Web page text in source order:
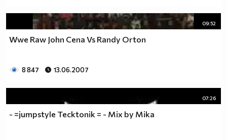
09:52
Wwe Raw John Cena Vs Randy Orton
8 847 13.06.2007
07:26
- =jumpstyle Tecktonik = - Mix by Mika